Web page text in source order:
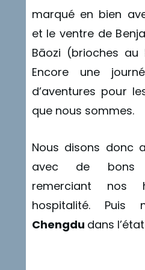
marqué en bien
et le ventre de
Bāozi (brioches
Encore une
d’aventures pour
que nous sommes.
Nous disons donc
avec de bons
remerciant nos
hospitalité. Puis
Chengdu dans